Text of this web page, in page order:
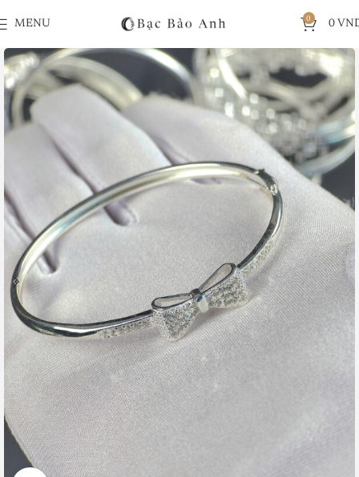
MENU
0
0